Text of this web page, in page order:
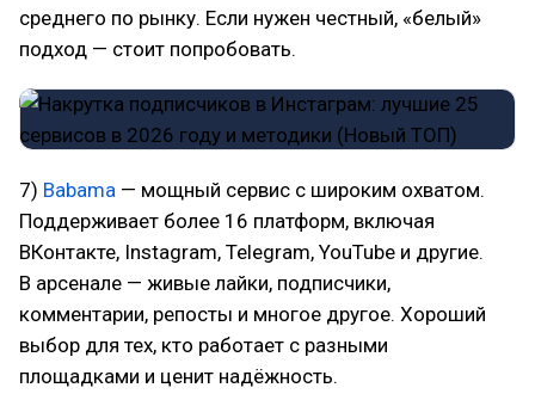
среднего по рынку. Если нужен честный, «белый»
подход — стоит попробовать.
7) Babama — мощный сервис с широким охватом.
Поддерживает более 16 платформ, включая
ВКонтакте, Instagram, Telegram, YouTube и другие.
В арсенале — живые лайки, подписчики,
комментарии, репосты и многое другое. Хороший
выбор для тех, кто работает с разными
площадками и ценит надёжность.